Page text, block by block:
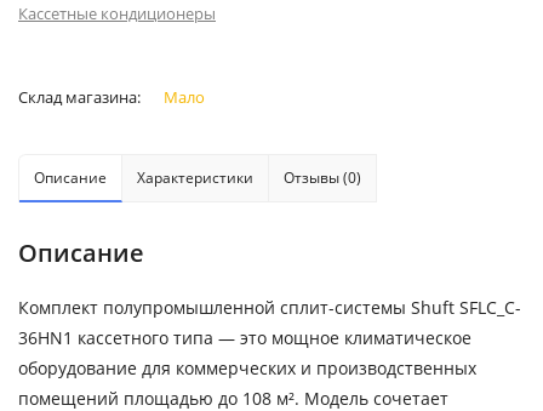
Кассетные кондиционеры
Склад магазина: Мало
Описание Характеристики Отзывы (0)
Описание
Комплект полупромышленной сплит-системы Shuft SFLC_C-
36HN1 кассетного типа — это мощное климатическое
оборудование для коммерческих и производственных
помещений площадью до 108 м². Модель сочетает